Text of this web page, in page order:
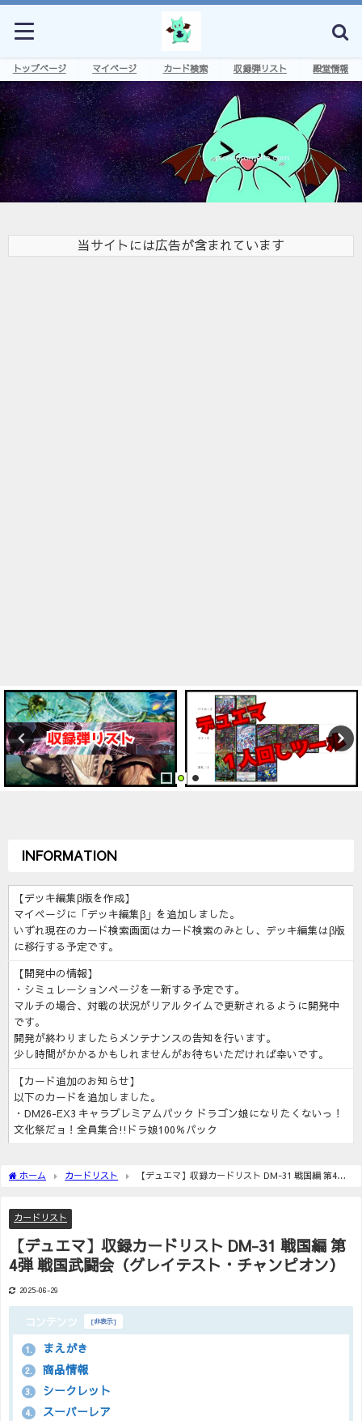
トップページ マイページ カード検索 収録弾リスト 殿堂情報
当サイトには広告が含まれています
INFORMATION
【デッキ編集β版を作成】
マイページに「デッキ編集β」を追加しました。
いずれ現在のカード検索画面はカード検索のみとし、デッキ編集はβ版
に移行する予定です。
【開発中の情報】
・シミュレーションページを一新する予定です。
マルチの場合、対戦の状況がリアルタイムで更新されるように開発中
です。
開発が終わりましたらメンテナンスの告知を行います。
少し時間がかかるかもしれませんがお待ちいただければ幸いです。
【カード追加のお知らせ】
以下のカードを追加しました。
・DM26-EX3 キャラプレミアムパック ドラゴン娘になりたくないっ！
文化祭だョ！全員集合!!ドラ娘100％パック
ホーム カードリスト
【デュエマ】収録カードリスト DM-31 戦国編 第4弾
カードリスト
【デュエマ】収録カードリスト DM-31 戦国編 第
4弾 戦国武闘会（グレイテスト・チャンピオン）
2025-06-29
コンテンツ [非表示]
1. まえがき
2. 商品情報
3. シークレット
4. スーパーレア